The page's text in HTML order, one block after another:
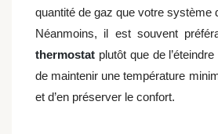
quantité de gaz que votre système
Néanmoins, il est souvent
thermostat plutôt que de
de maintenir une température
et d’en préserver le confort.